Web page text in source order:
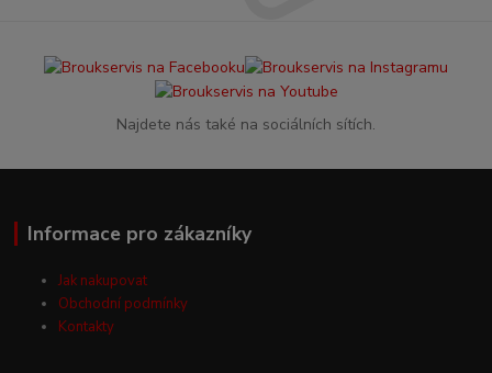
Najdete nás také na sociálních sítích.
Informace pro zákazníky
Jak nakupovat
Obchodní podmínky
Kontakty